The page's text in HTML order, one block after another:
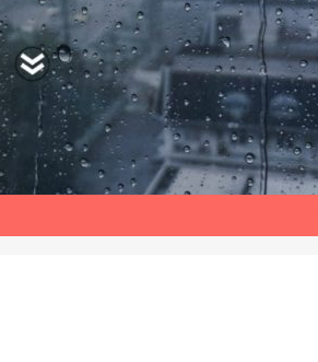
избавит от шума дождя